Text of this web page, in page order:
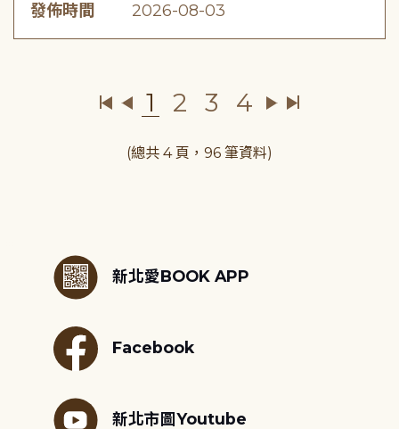
發佈時間 2026-08-03
1 2 3 4
(總共 4 頁，96 筆資料)
新北愛BOOK APP
Facebook
新北市圖Youtube